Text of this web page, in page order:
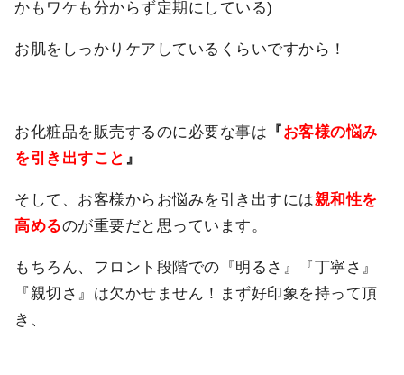
かもワケも分からず定期にしている)
お肌をしっかりケアしているくらいですから！
お化粧品を販売するのに必要な事は 『お客様の悩み
を引き出すこと 』
そして、お客様からお悩みを引き出すには親和性を
高めるのが重要だと思っています。
もちろん、フロント段階での『明るさ』『丁寧さ』
『親切さ』は欠かせません！まず好印象を持って頂
き、